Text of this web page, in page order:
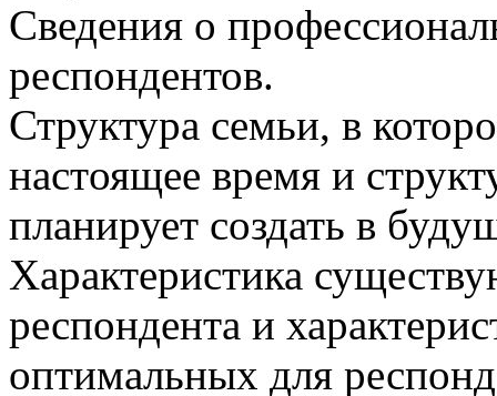
Сведения о
респондентов.
Структура семьи, в
настоящее время и
планирует создать в
Характеристика
респондента и
оптимальных для